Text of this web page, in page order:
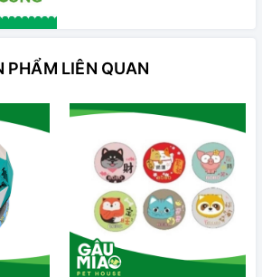
PHẨM LIÊN QUAN